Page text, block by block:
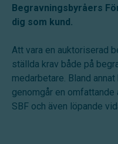
Begravningsbyråers
dig som kund.
Att vara en auktoriserad
ställda krav både på
medarbetare. Bland
genomgår en
SBF och även löpande